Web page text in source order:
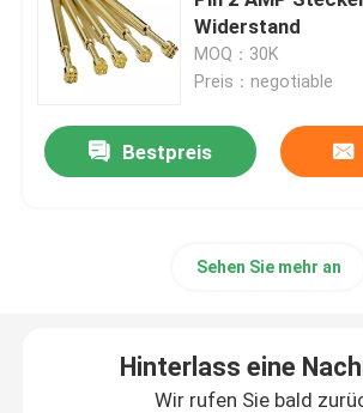
Richtiges Winkel-POGO-Pin
Pogo-Stift mit doppeltem Ende
SMT POGO-Pin
Widerstand
MOQ：30K
Preis：negotiable
Bestpreis
Sehen Sie mehr an
Hinterlass eine
Wir rufen Sie bald